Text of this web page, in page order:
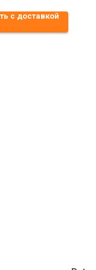
с доставкой